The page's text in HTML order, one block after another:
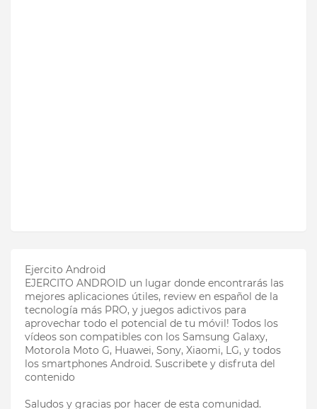
Ejercito Android
EJERCITO ANDROID un lugar donde encontrarás las
mejores aplicaciones útiles, review en español de la
tecnología más PRO, y juegos adictivos para
aprovechar todo el potencial de tu móvil! Todos los
vídeos son compatibles con los Samsung Galaxy,
Motorola Moto G, Huawei, Sony, Xiaomi, LG, y todos
los smartphones Android. Suscribete y disfruta del
contenido
Saludos y gracias por hacer de esta comunidad.